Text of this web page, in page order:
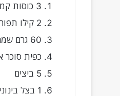
3 כוסות קמח לבן (או מצה בפסח)
2 קילו תפוח אדמה
60 גרם שמרים
כפית סוכר
5 ביצים
1 בצל בינוני